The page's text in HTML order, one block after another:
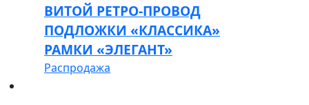
ВИТОЙ РЕТРО-ПРОВОД
ПОДЛОЖКИ «КЛАССИКА»
РАМКИ «ЭЛЕГАНТ»
Распродажа